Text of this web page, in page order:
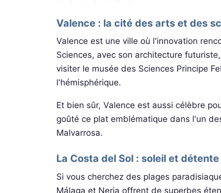
Valence : la cité des arts et des
Valence est une ville où l'innovation
Sciences, avec son architecture
visiter le musée des Sciences Principe
l'hémisphérique.
Et bien sûr, Valence est aussi célèbre
goûté ce plat emblématique dans l'un
Malvarrosa.
La Costa del Sol : soleil et détente
Si vous cherchez des plages
Málaga et Nerja offrent de superbes